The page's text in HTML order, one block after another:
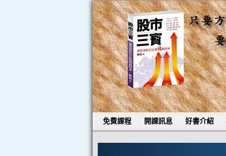
免費課程 開課訊息 好書介紹